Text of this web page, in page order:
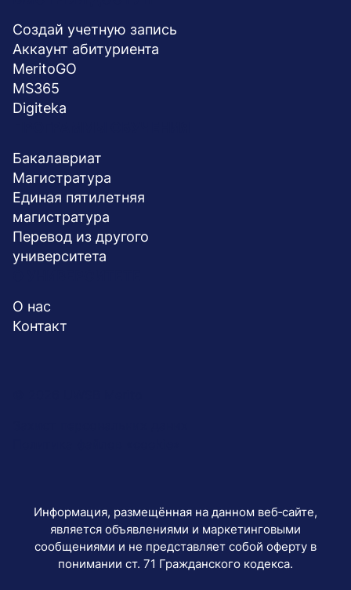
stopka
Создай учетную запись
Aккаунт абитуриента
MeritoGO
MS365
Digiteka
Бакалавриат
Магистратура
Единая пятилетняя
магистратура
Перевод из другого
университета
О нас
Контакт
Информация, размещённая на данном веб‑сайте,
является объявлениями и маркетинговыми
сообщениями и не представляет собой оферту в
понимании ст. 71 Гражданского кодекса.